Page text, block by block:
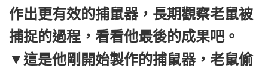
作出更有效的捕鼠器，長期觀察老鼠被
捕捉的過程，看看他最後的成果吧。
▼這是他剛開始製作的捕鼠器，老鼠偷